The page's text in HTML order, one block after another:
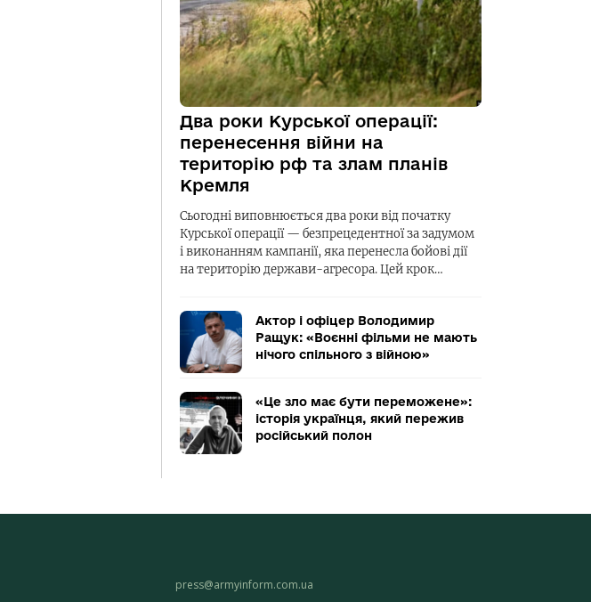
Два роки Курської операції:
перенесення війни на
територію рф та злам планів
Кремля
Сьогодні виповнюється два роки від початку
Курської операції — безпрецедентної за задумом
і виконанням кампанії, яка перенесла бойові дії
на територію держави-агресора. Цей крок…
Актор і офіцер Володимир
Ращук: «Воєнні фільми не мають
нічого спільного з війною»
«Це зло має бути переможене»:
історія українця, який пережив
російський полон
press@armyinform.com.ua